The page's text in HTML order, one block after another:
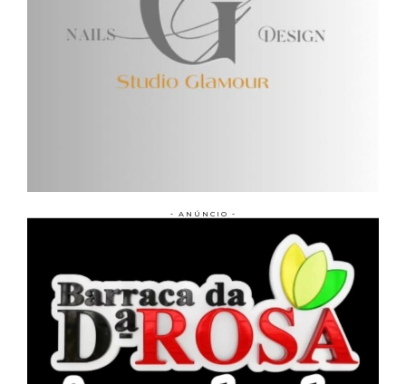
- ANÚNCIO -